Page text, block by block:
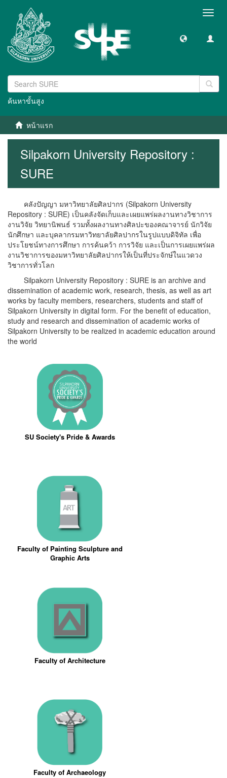
ค้นหาขั้นสูง
หน้าแรก
Silpakorn University Repository :
SURE
คลังปัญญา มหาวิทยาลัยศิลปากร (Silpakorn University
Repository : SURE) เป็นคลังจัดเก็บและเผยแพร่ผลงานทางวิชาการ
งานวิจัย วิทยานิพนธ์ รวมทั้งผลงานทางศิลปะของคณาจารย์ นักวิจัย
นักศึกษา และบุคลากรมหาวิทยาลัยศิลปากรในรูปแบบดิจิทัล เพื่อ
ประโยชน์ทางการศึกษา การค้นคว้า การวิจัย และเป็นการเผยแพร่ผล
งานวิชาการของมหาวิทยาลัยศิลปากรให้เป็นที่ประจักษ์ในแวดวง
วิชาการทั่วโลก
Silpakorn University Repository : SURE is an archive and
dissemination of academic work, research, thesis, as well as art
works by faculty members, researchers, students and staff of
Silpakorn University in digital form. For the benefit of education,
study and research and dissemination of academic works of
Silpakorn University to be realized in academic education around
the world
SU Society's Pride & Awards
Faculty of Painting Sculpture and
Graphic Arts
Faculty of Architecture
Faculty of Archaeology